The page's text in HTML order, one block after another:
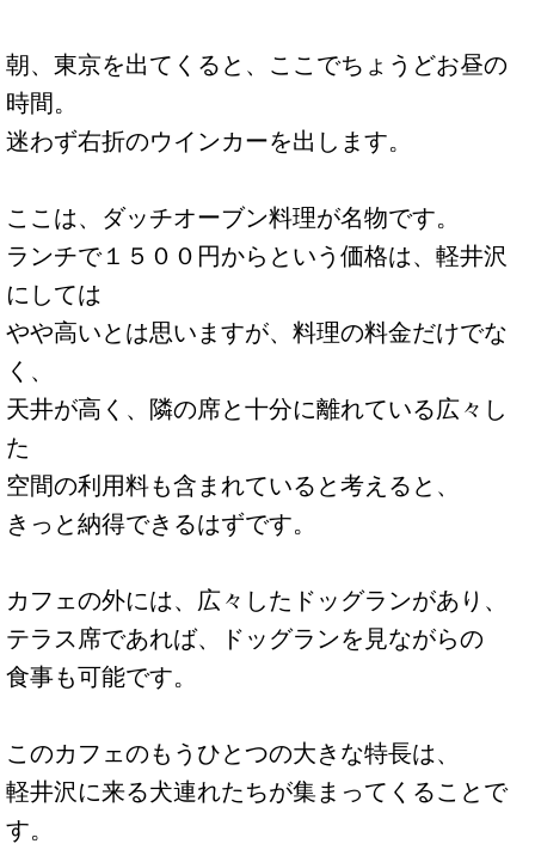
朝、東京を出てくると、ここでちょうどお昼の
時間。
迷わず右折のウインカーを出します。
ここは、ダッチオーブン料理が名物です。
ランチで１５００円からという価格は、軽井沢
にしては
やや高いとは思いますが、料理の料金だけでな
く、
天井が高く、隣の席と十分に離れている広々し
た
空間の利用料も含まれていると考えると、
きっと納得できるはずです。
カフェの外には、広々したドッグランがあり、
テラス席であれば、ドッグランを見ながらの
食事も可能です。
このカフェのもうひとつの大きな特長は、
軽井沢に来る犬連れたちが集まってくることで
す。